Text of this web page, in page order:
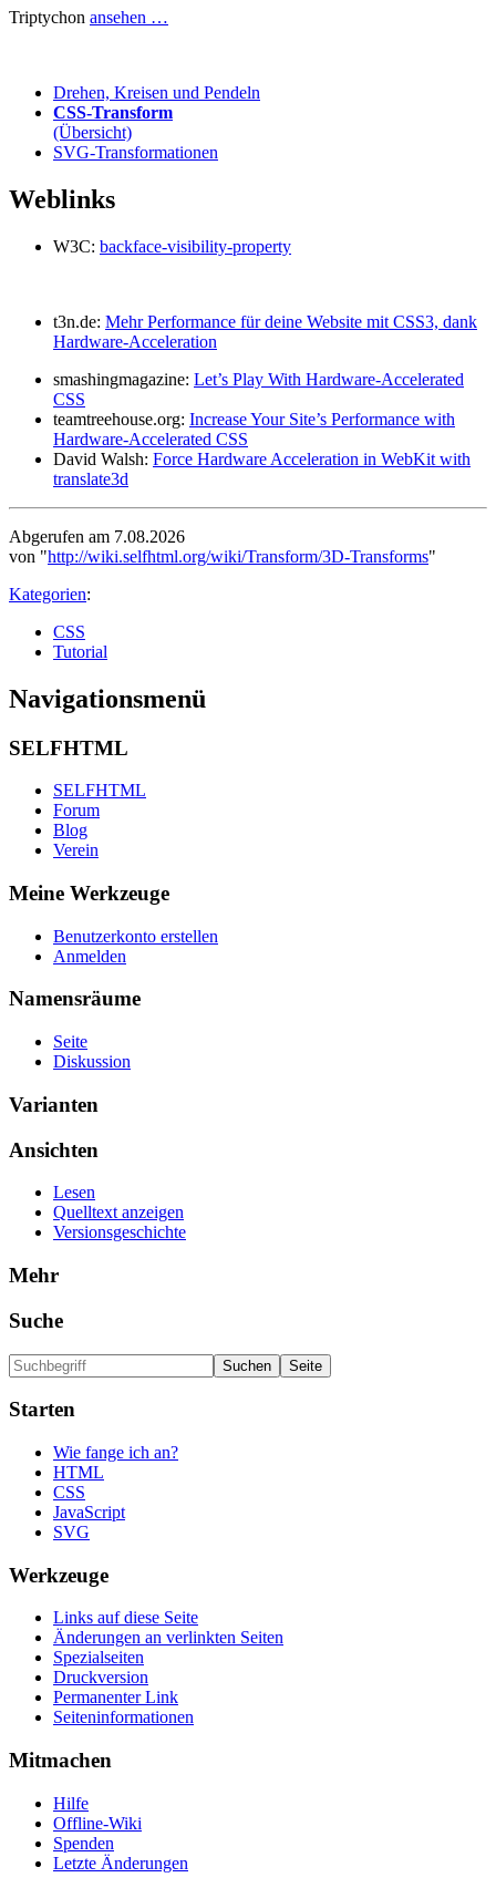
Triptychon ansehen …
Drehen, Kreisen und Pendeln
CSS-Transform
(Übersicht)
SVG-Transformationen
Weblinks
W3C: backface-visibility-property
t3n.de: Mehr Performance für deine Website mit CSS3, dank
Hardware-Acceleration
smashingmagazine: Let’s Play With Hardware-Accelerated
CSS
teamtreehouse.org: Increase Your Site’s Performance with
Hardware-Accelerated CSS
David Walsh: Force Hardware Acceleration in WebKit with
translate3d
Abgerufen am 7.08.2026
von "http://wiki.selfhtml.org/wiki/Transform/3D-Transforms"
Kategorien:
CSS
Tutorial
Navigationsmenü
SELFHTML
SELFHTML
Forum
Blog
Verein
Meine Werkzeuge
Benutzerkonto erstellen
Anmelden
Namensräume
Seite
Diskussion
Varianten
Ansichten
Lesen
Quelltext anzeigen
Versionsgeschichte
Mehr
Suche
Starten
Wie fange ich an?
HTML
CSS
JavaScript
SVG
Werkzeuge
Links auf diese Seite
Änderungen an verlinkten Seiten
Spezialseiten
Druckversion
Permanenter Link
Seiten­informationen
Mitmachen
Hilfe
Offline-Wiki
Spenden
Letzte Änderungen